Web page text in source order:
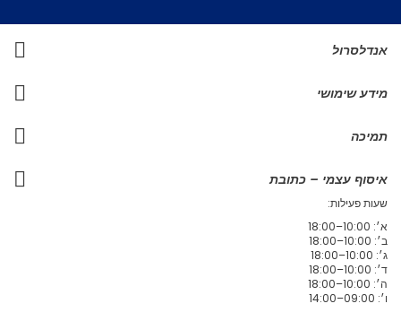
אנדלסרול
מידע שימושי
תמיכה
איסוף עצמי – כתובת
שעות פעילות:
א׳: 10:00–18:00
ב׳: 10:00–18:00
ג׳: 10:00–18:00
ד׳: 10:00–18:00
ה׳: 10:00–18:00
ו׳: 09:00–14:00